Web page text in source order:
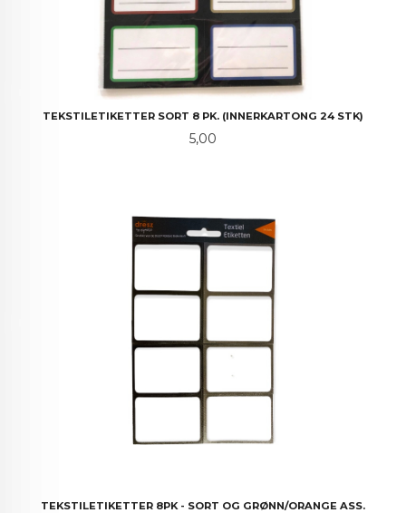
TEKSTILETIKETTER SORT 8 PK. (INNERKARTONG 24 STK)
Pris
5,00
TEKSTILETIKETTER 8PK - SORT OG GRØNN/ORANGE ASS.